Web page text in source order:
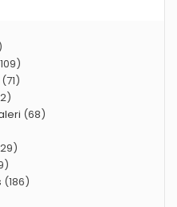
(71)
(68)
(186)